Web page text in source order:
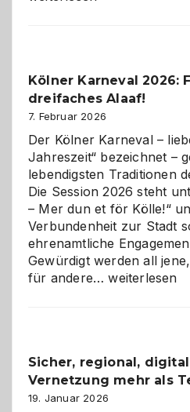
Kölner Karneval 2026:
dreifaches Alaaf!
7. Februar 2026
Der Kölner Karneval –
Jahreszeit“ bezeichnet –
lebendigsten Traditionen
Die Session 2026 steht
– Mer dun et för Kölle!“
Verbundenheit zur Stadt
ehrenamtliche
Gewürdigt werden all
für andere…Kölner
ein
dreifaches
Alaaf!
weiterlesen
Sicher, regional,
Vernetzung mehr als
19. Januar 2026